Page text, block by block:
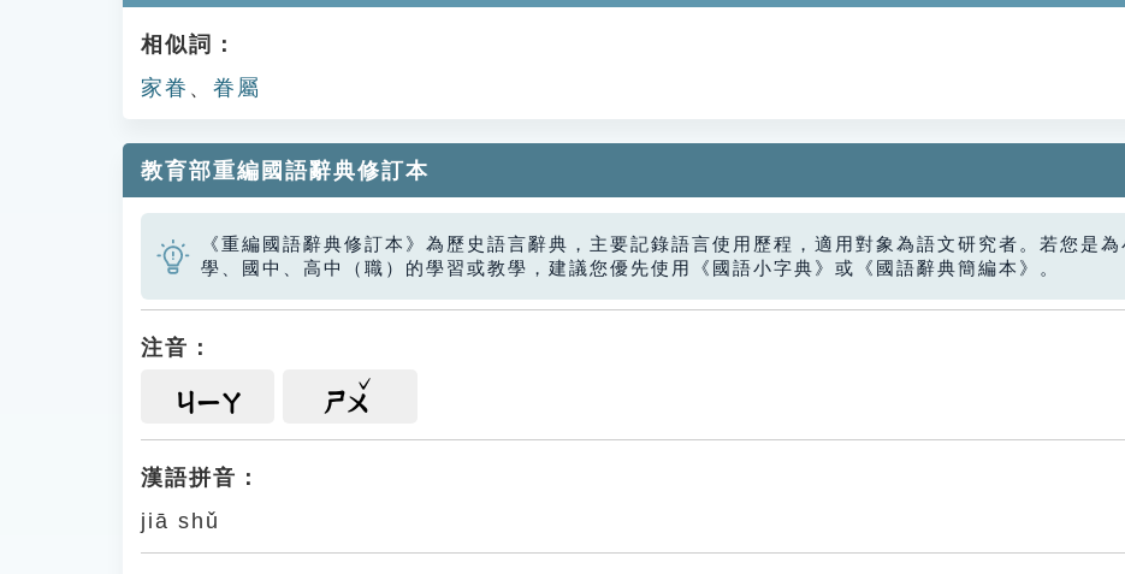
相似詞：
家眷 、 眷屬
教育部重編國語辭典修訂本
《重編國語辭典修訂本》為歷史語言辭典，主要記錄語言使用歷程，適用對象為語文研究者。若您是為
學、國中、高中（職）的學習或教學，建議您優先使用《國語小字典》或《國語辭典簡編本》。
注音：
ㄐㄧㄚ ㄕㄨ
漢語拼音：
jiā shǔ